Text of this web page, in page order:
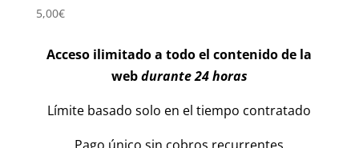
5,00€
Acceso ilimitado a todo el contenido de la
webdurante 24 horas
Límite basado solo en el tiempo contratado